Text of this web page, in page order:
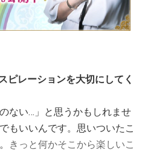
ピレーションを大切にしてく
ない…」と思うかもしれませ
もいいんです。 思いついたこ
きっと何かそこから楽しいこ